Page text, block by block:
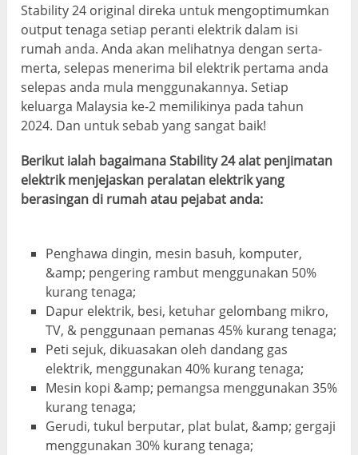
Stability 24 original direka untuk mengoptimumkan
output tenaga setiap peranti elektrik dalam isi
rumah anda. Anda akan melihatnya dengan serta-
merta, selepas menerima bil elektrik pertama anda
selepas anda mula menggunakannya. Setiap
keluarga Malaysia ke-2 memilikinya pada tahun
2024. Dan untuk sebab yang sangat baik!
Berikut ialah bagaimana Stability 24 alat penjimatan
elektrik menjejaskan peralatan elektrik yang
berasingan di rumah atau pejabat anda:
Penghawa dingin, mesin basuh, komputer,
&amp; pengering rambut menggunakan 50%
kurang tenaga;
Dapur elektrik, besi, ketuhar gelombang mikro,
TV, & penggunaan pemanas 45% kurang tenaga;
Peti sejuk, dikuasakan oleh dandang gas
elektrik, menggunakan 40% kurang tenaga;
Mesin kopi &amp; pemangsa menggunakan 35%
kurang tenaga;
Gerudi, tukul berputar, plat bulat, &amp; gergaji
menggunakan 30% kurang tenaga;